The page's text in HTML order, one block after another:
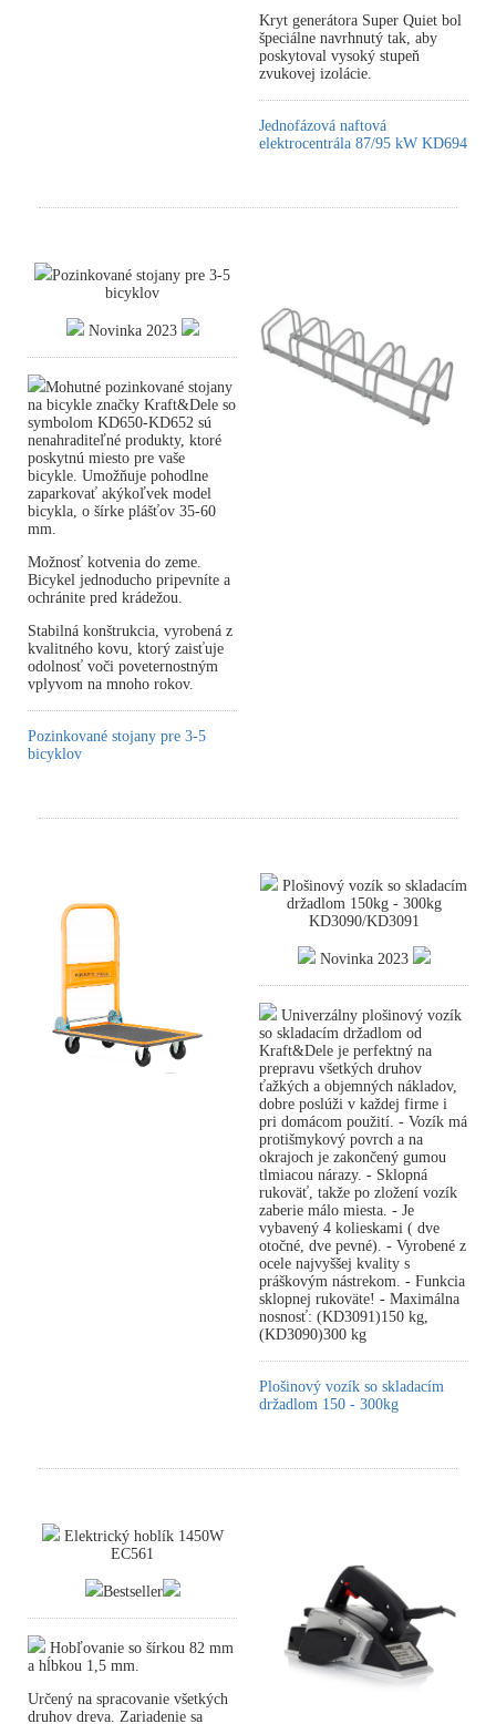
Kryt generátora Super Quiet bol
špeciálne navrhnutý tak, aby
poskytoval vysoký stupeň
zvukovej izolácie.
Jednofázová naftová
elektrocentrála 87/95 kW KD694
Pozinkované stojany pre 3-5
bicyklov
Novinka 2023
Mohutné pozinkované stojany
na bicykle značky Kraft&Dele so
symbolom KD650-KD652 sú
nenahraditeľné produkty, ktoré
poskytnú miesto pre vaše
bicykle. Umožňuje pohodlne
zaparkovať akýkoľvek model
bicykla, o šírke plášťov 35-60
mm.
Možnosť kotvenia do zeme.
Bicykel jednoducho pripevníte a
ochránite pred krádežou.
Stabilná konštrukcia, vyrobená z
kvalitného kovu, ktorý zaisťuje
odolnosť voči poveternostným
vplyvom na mnoho rokov.
Pozinkované stojany pre 3-5
bicyklov
Plošinový vozík so skladacím
držadlom 150kg - 300kg
KD3090/KD3091
Novinka 2023
Univerzálny plošinový vozík
so skladacím držadlom od
Kraft&Dele je perfektný na
prepravu všetkých druhov
ťažkých a objemných nákladov,
dobre poslúži v každej firme i
pri domácom použití. - Vozík má
protišmykový povrch a na
okrajoch je zakončený gumou
tlmiacou nárazy. - Sklopná
rukoväť, takže po zložení vozík
zaberie málo miesta. - Je
vybavený 4 kolieskami ( dve
otočné, dve pevné). - Vyrobené z
ocele najvyššej kvality s
práškovým nástrekom. - Funkcia
sklopnej rukoväte! - Maximálna
nosnosť: (KD3091)150 kg,
(KD3090)300 kg
Plošinový vozík so skladacím
držadlom 150 - 300kg
Elektrický hoblík 1450W
EC561
Bestseller
Hobľovanie so šírkou 82 mm
a hĺbkou 1,5 mm.
Určený na spracovanie všetkých
druhov dreva. Zariadenie sa